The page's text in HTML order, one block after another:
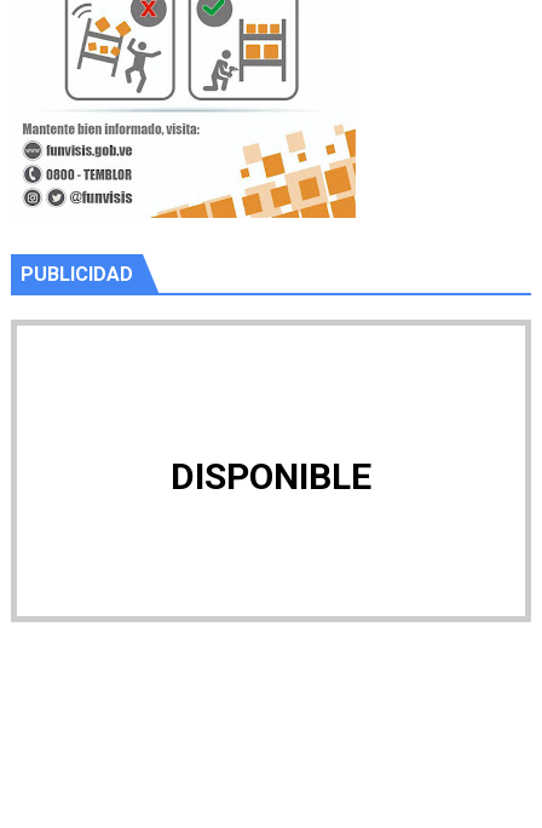
PUBLICIDAD
DISPONIBLE